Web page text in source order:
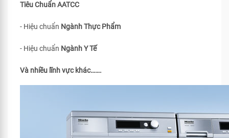
Tiêu ChuẩnAATCC
- Hiệu chuẩn Ngành Thực Phẩm
- Hiệu chuẩn Ngành Y Tế
Và nhiều lĩnh vực khác…….